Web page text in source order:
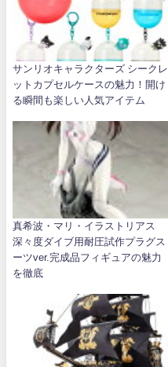
サンリオキャラクターズ シークレ
ットカプセルケースの魅力！開け
る瞬間も楽しい人気アイテム
真希波・マリ・イラストリアス
深々度ダイブ用耐圧試作プラグス
ーツver.完成品フィギュアの魅力
を徹底